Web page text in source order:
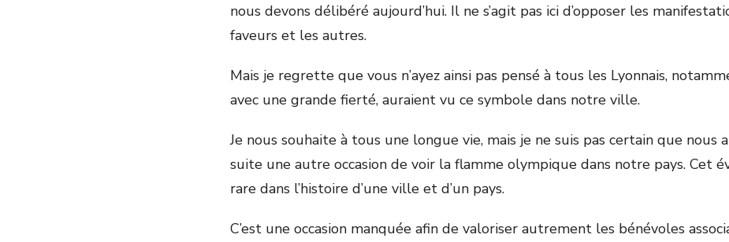
nous devons délibéré aujourd’hui. Il ne s’agit pas ici d’opposer les
faveurs et les autres.
Mais je regrette que vous n’ayez ainsi pas pensé à tous les Lyonnais,
avec une grande fierté, auraient vu ce symbole dans notre ville.
Je nous souhaite à tous une longue vie, mais je ne suis pas certain que nous
suite une autre occasion de voir la flamme olympique dans notre pays. Cet
rare dans l’histoire d’une ville et d’un pays.
C’est une occasion manquée afin de valoriser autrement les bénévoles